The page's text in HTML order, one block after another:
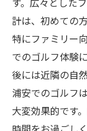
計は、初めての
特にファミリー
でのゴルフ体験
後には近隣の自
浦安でのゴルフ
大変効果的です